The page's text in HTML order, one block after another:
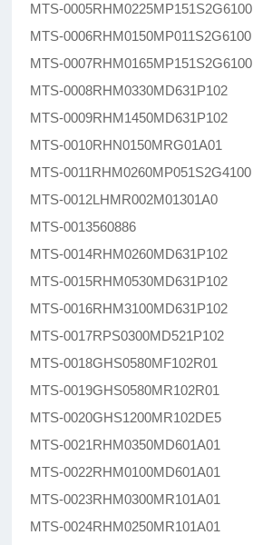
MTS-0005RHM0225MP151S2G6100
MTS-0006RHM0150MP011S2G6100
MTS-0007RHM0165MP151S2G6100
MTS-0008RHM0330MD631P102
MTS-0009RHM1450MD631P102
MTS-0010RHN0150MRG01A01
MTS-0011RHM0260MP051S2G4100
MTS-0012LHMR002M01301A0
MTS-0013560886
MTS-0014RHM0260MD631P102
MTS-0015RHM0530MD631P102
MTS-0016RHM3100MD631P102
MTS-0017RPS0300MD521P102
MTS-0018GHS0580MF102R01
MTS-0019GHS0580MR102R01
MTS-0020GHS1200MR102DE5
MTS-0021RHM0350MD601A01
MTS-0022RHM0100MD601A01
MTS-0023RHM0300MR101A01
MTS-0024RHM0250MR101A01